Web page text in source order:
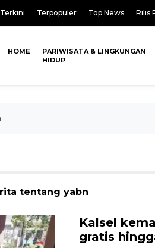
Terkini Terpopuler Top News Rilis
HOME
PARIWISATA & LINGKUNGAN
HIDUP
tentang yabn
Kalsel
gratis